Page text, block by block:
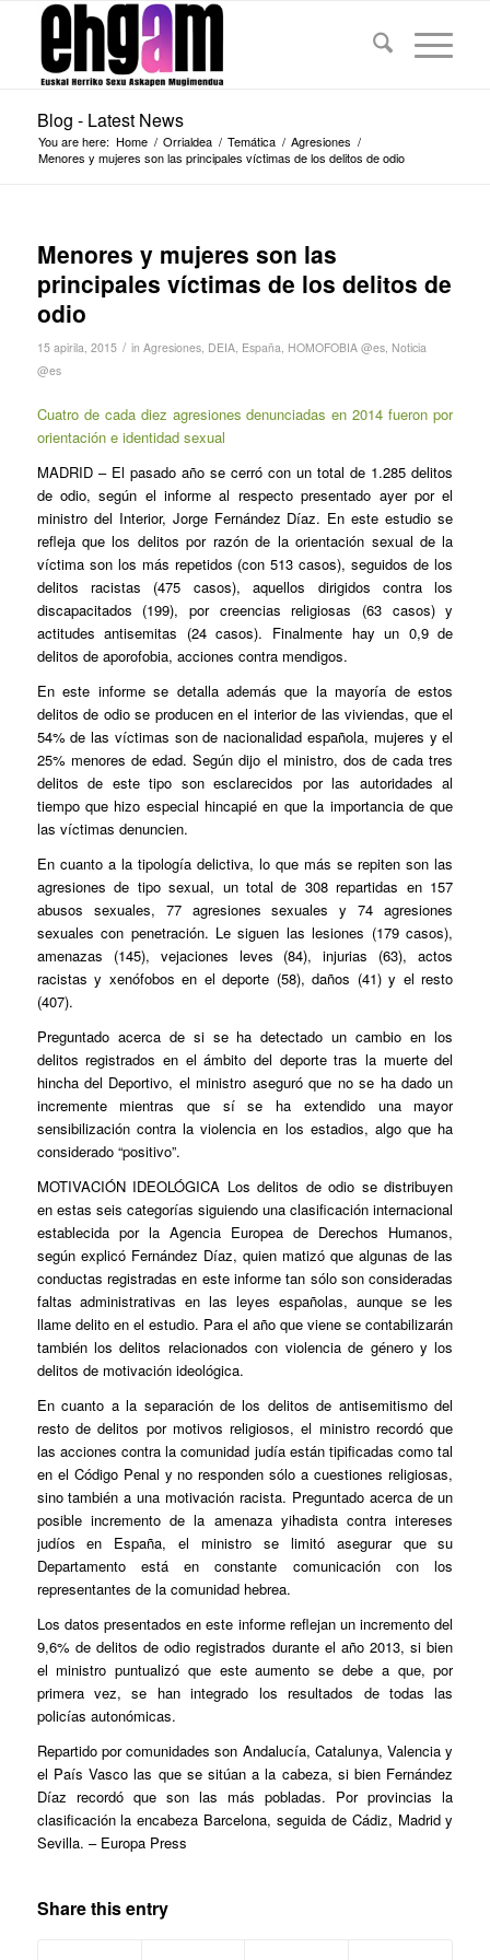
Blog - Latest News
You are here: Home / Orrialdea / Temática / Agresiones /
Menores y mujeres son las principales víctimas de los delitos de odio
Menores y mujeres son las
principales víctimas de los delitos de
odio
15 apirila, 2015 / in Agresiones, DEIA, España, HOMOFOBIA @es, Noticia
@es
Cuatro de cada diez agresiones denunciadas en 2014 fueron por
orientación e identidad sexual
MADRID – El pasado año se cerró con un total de 1.285 delitos
de odio, según el informe al respecto presentado ayer por el
ministro del Interior, Jorge Fernández Díaz. En este estudio se
refleja que los delitos por razón de la orientación sexual de la
víctima son los más repetidos (con 513 casos), seguidos de los
delitos racistas (475 casos), aquellos dirigidos contra los
discapacitados (199), por creencias religiosas (63 casos) y
actitudes antisemitas (24 casos). Finalmente hay un 0,9 de
delitos de aporofobia, acciones contra mendigos.
En este informe se detalla además que la mayoría de estos
delitos de odio se producen en el interior de las viviendas, que el
54% de las víctimas son de nacionalidad española, mujeres y el
25% menores de edad. Según dijo el ministro, dos de cada tres
delitos de este tipo son esclarecidos por las autoridades al
tiempo que hizo especial hincapié en que la importancia de que
las víctimas denuncien.
En cuanto a la tipología delictiva, lo que más se repiten son las
agresiones de tipo sexual, un total de 308 repartidas en 157
abusos sexuales, 77 agresiones sexuales y 74 agresiones
sexuales con penetración. Le siguen las lesiones (179 casos),
amenazas (145), vejaciones leves (84), injurias (63), actos
racistas y xenófobos en el deporte (58), daños (41) y el resto
(407).
Preguntado acerca de si se ha detectado un cambio en los
delitos registrados en el ámbito del deporte tras la muerte del
hincha del Deportivo, el ministro aseguró que no se ha dado un
incremente mientras que sí se ha extendido una mayor
sensibilización contra la violencia en los estadios, algo que ha
considerado “positivo”.
MOTIVACIÓN IDEOLÓGICA Los delitos de odio se distribuyen
en estas seis categorías siguiendo una clasificación internacional
establecida por la Agencia Europea de Derechos Humanos,
según explicó Fernández Díaz, quien matizó que algunas de las
conductas registradas en este informe tan sólo son consideradas
faltas administrativas en las leyes españolas, aunque se les
llame delito en el estudio. Para el año que viene se contabilizarán
también los delitos relacionados con violencia de género y los
delitos de motivación ideológica.
En cuanto a la separación de los delitos de antisemitismo del
resto de delitos por motivos religiosos, el ministro recordó que
las acciones contra la comunidad judía están tipificadas como tal
en el Código Penal y no responden sólo a cuestiones religiosas,
sino también a una motivación racista. Preguntado acerca de un
posible incremento de la amenaza yihadista contra intereses
judíos en España, el ministro se limitó asegurar que su
Departamento está en constante comunicación con los
representantes de la comunidad hebrea.
Los datos presentados en este informe reflejan un incremento del
9,6% de delitos de odio registrados durante el año 2013, si bien
el ministro puntualizó que este aumento se debe a que, por
primera vez, se han integrado los resultados de todas las
policías autonómicas.
Repartido por comunidades son Andalucía, Catalunya, Valencia y
el País Vasco las que se sitúan a la cabeza, si bien Fernández
Díaz recordó que son las más pobladas. Por provincias la
clasificación la encabeza Barcelona, seguida de Cádiz, Madrid y
Sevilla. – Europa Press
Share this entry